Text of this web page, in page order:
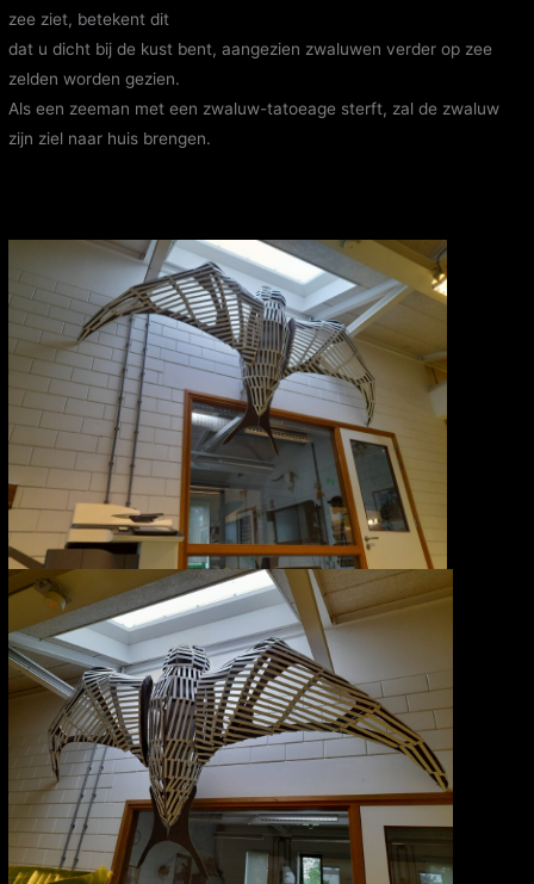
zee ziet, betekent dit
dat u dicht bij de kust bent, aangezien zwaluwen verder op zee
zelden worden gezien.
Als een zeeman met een zwaluw-tatoeage sterft, zal de zwaluw
zijn ziel naar huis brengen.